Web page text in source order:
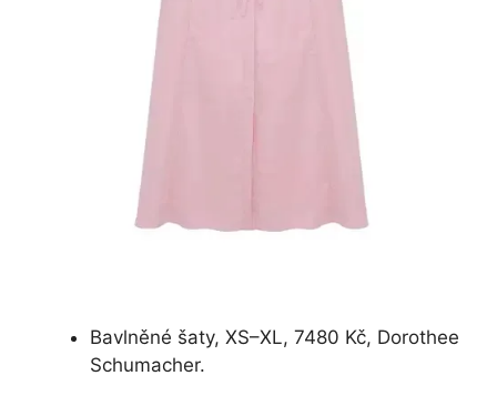
Bavlněné šaty, XS–XL, 7480 Kč, Dorothee
Schumacher.